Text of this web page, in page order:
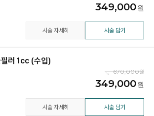
349,000
시술 자세히 시술 담기
러 1cc (수입)
670,000
349,000
시술 자세히 시술 담기